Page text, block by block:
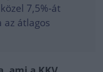
7,5%-át
átlagos